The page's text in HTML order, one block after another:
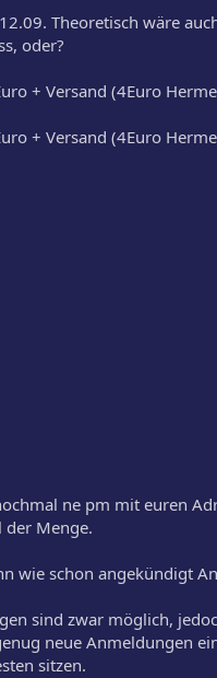
Theoretisch wäre
oder?
+ Versand (4Euro
+ Versand (4Euro
ne pm mit euren
der Menge.
wie schon angekündigt
sind zwar möglich,
neue Anmeldungen
sitzen.